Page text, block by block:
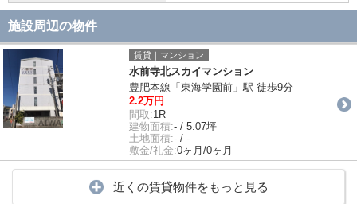
施設周辺の物件
賃貸｜マンション
水前寺北スカイマンション
豊肥本線「東海学園前」駅 徒歩9分
2.2万円
間取:1R
建物面積:- / 5.07坪
土地面積:- / -
敷金/礼金:0ヶ月/0ヶ月
近くの賃貸物件をもっと見る